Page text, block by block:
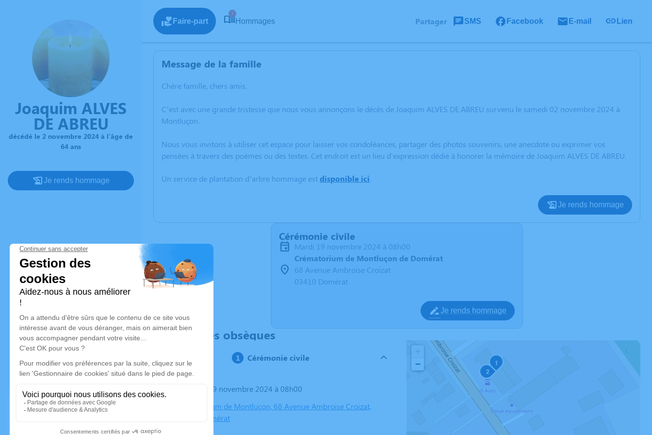
Joaquim ALVES
DE ABREU
décédé le 2 novembre 2024 à l'âge de
64 ans
Je rends hommage
Faire-part
1
Hommages Partager SMS Facebook E-mail Lien
Message de la famille
Chère famille, chers amis,
C’est avec une grande tristesse que nous vous annonçons le décès de Joaquim ALVES DE ABREU survenu le samedi 02 novembre 2024 à
Montluçon.
Nous vous invitons à utiliser cet espace pour laisser vos condoléances, partager des photos souvenirs, une anecdote ou exprimer vos
pensées à travers des poèmes ou des textes. Cet endroit est un lieu d'expression dédié à honorer la mémoire de Joaquim ALVES DE ABREU.
Un service de plantation d’arbre hommage estdisponible ici.
Je rends hommage
Cérémonie civile
mardi 19 novembre 2024 à 08h00
Crématorium de Montluçon de Domérat
68 Avenue Ambroise Croizat
03410 Domérat
Je rends hommage
Déroulé des obsèques
Cérémonie civile
Le mardi 19 novembre 2024 à 08h00
Crématorium de Montluçon, 68 Avenue Ambroise Croizat,
03410 Domérat
1
2
−